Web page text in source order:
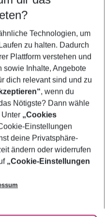
für 2026
Technologien, um
zu halten. Dadurch
Plattform verstehen und
sowie Inhalte, Angebote
dich relevant sind und zu
, wenn du
Nötigste? Dann wähle
Unter „Cookies
Einstellungen
deine Privatsphäre-
ändern oder widerrufen
„Cookie-Einstellungen